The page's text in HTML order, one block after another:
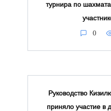
турнира по
0
Руководство
приняло участие в